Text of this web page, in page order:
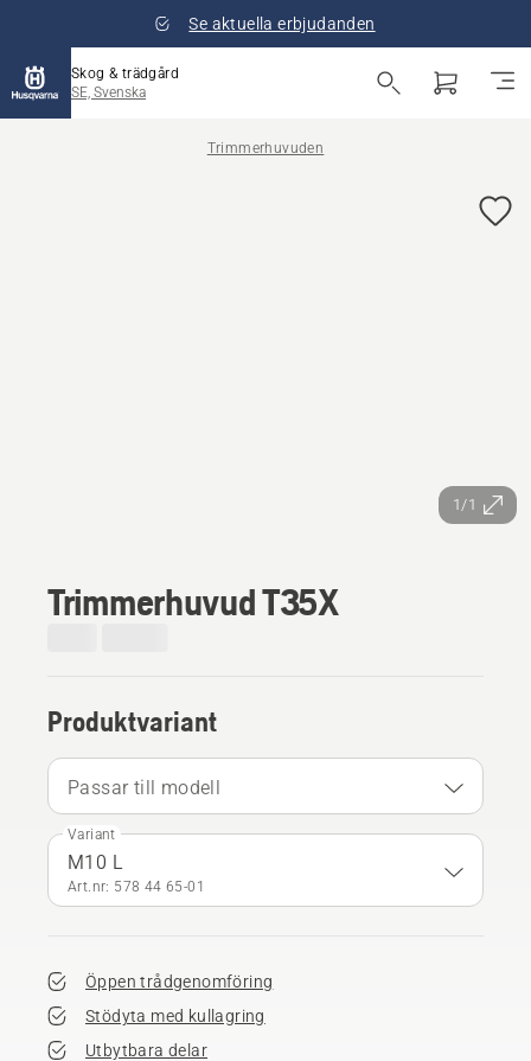
Se aktuella erbjudanden
Skog & trädgård
SE, Svenska
Trimmerhuvuden
1/1
Trimmerhuvud T35X
Produktvariant
Passar till modell
Variant
M10 L
Art.nr: 578 44 65‑01
Öppen trådgenomföring
Stödyta med kullagring
Utbytbara delar